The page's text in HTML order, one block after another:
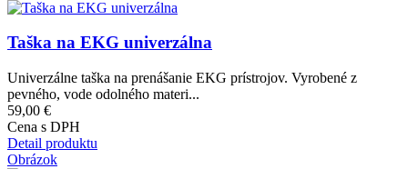
Taška na EKG univerzálna
Univerzálne taška na prenášanie EKG prístrojov. Vyrobené z
pevného, ​​vode odolného materi...
59,00 €
Cena s DPH
Detail produktu
Obrázok